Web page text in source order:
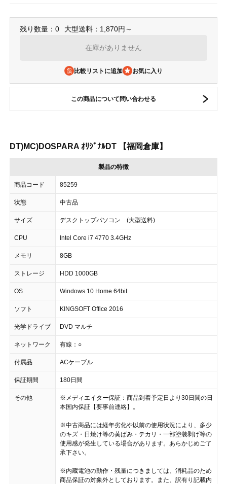
残り数量：0 大型送料：1,870円～
在庫がありません
比較リストに追加
この商品について問い合わせる
DT)MC)DOSPARA ｵﾘｼﾞﾅﾙDT 【福岡倉庫】
製品の特徴
商品コード 85259
状態 中古品
サイズ デスクトップパソコン (大型送料)
CPU Intel Core i7 4770 3.4GHz
メモリ 8GB
ストレージ HDD 1000GB
OS Windows 10 Home 64bit
ソフト KINGSOFT Office 2016
光学ドライブ DVD マルチ
ネットワーク 有線：○
付属品 ACケーブル
保証期間 180日間
その他
※メディエイター保証：商品到着予定日より30日間の日
本国内保証【要事前連絡】。
※中古商品には経年劣化や以前の使用状況により、多少
のキズ・日焼け等の黄ばみ・テカリ・一部塗装剥げ等の
使用感が発生している場合があります。あらかじめご了
承下さい。
※内蔵電池の動作・残量につきましては、消耗品のため
商品保証の対象外としております。また、訳有り記載内